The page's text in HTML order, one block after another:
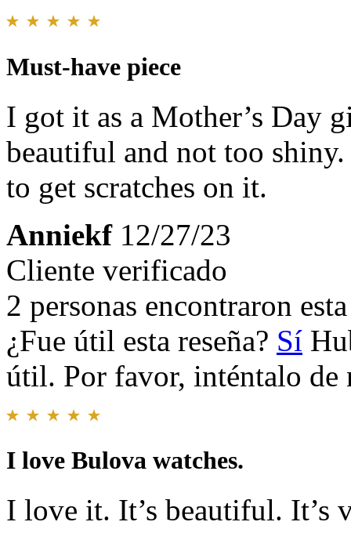
Must-have piece
I got it as a Mother’s Day
beautiful and not too
to get scratches on it.
Anniekf 12/27/23
Cliente verificado
2 personas encontraron
¿Fue útil esta reseña? Sí
útil. Por favor, inténtalo de
I love Bulova watches.
I love it. It’s beautiful. It’s